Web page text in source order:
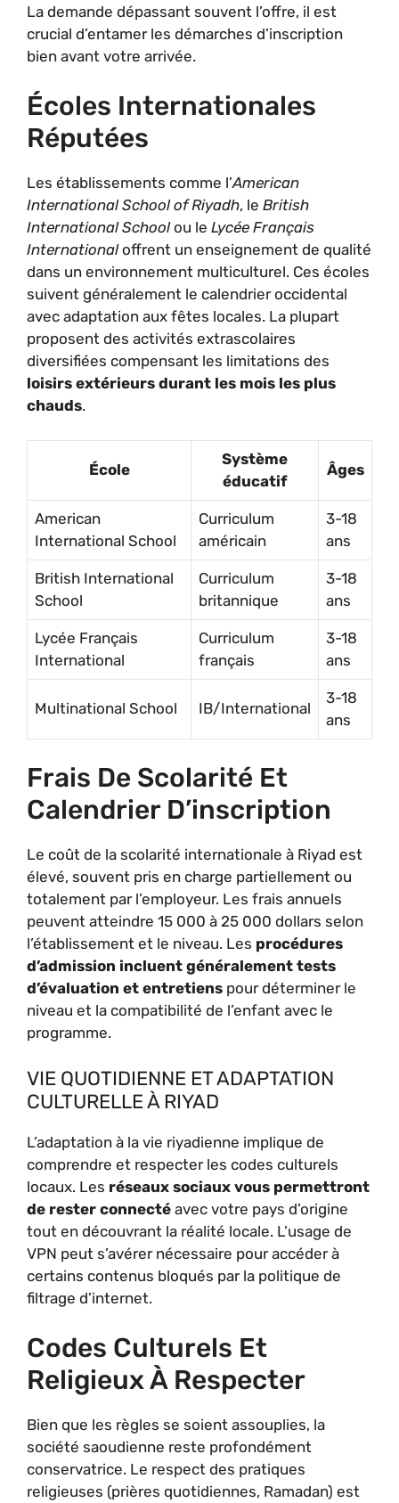
La demande dépassant souvent l’offre, il est
crucial d’entamer les démarches d’inscription
bien avant votre arrivée.
Écoles Internationales
Réputées
Les établissements comme l’American
International School of Riyadh, le British
International Schoolou le Lycée Français
Internationaloffrent un enseignement de qualité
dans un environnement multiculturel. Ces écoles
suivent généralement le calendrier occidental
avec adaptation aux fêtes locales. La plupart
proposent des activités extrascolaires
diversifiées compensant les limitations des
loisirs extérieurs durant les mois les plus
chauds.
École
Système
éducatif
Âges
American
International School
Curriculum
américain
3-18
ans
British International
School
Curriculum
britannique
3-18
ans
Lycée Français
International
Curriculum
français
3-18
ans
Multinational School IB/International
3-18
ans
Frais De Scolarité Et
Calendrier D’inscription
Le coût de la scolarité internationale à Riyad est
élevé, souvent pris en charge partiellement ou
totalement par l’employeur. Les frais annuels
peuvent atteindre 15 000 à 25 000 dollars selon
l’établissement et le niveau. Les procédures
d’admission incluent généralement tests
d’évaluation et entretiens pour déterminer le
niveau et la compatibilité de l’enfant avec le
programme.
VIE QUOTIDIENNE ET ADAPTATION
CULTURELLE À RIYAD
L’adaptation à la vie riyadienne implique de
comprendre et respecter les codes culturels
locaux. Les réseaux sociaux vous permettront
de rester connecté avec votre pays d’origine
tout en découvrant la réalité locale. L’usage de
VPN peut s’avérer nécessaire pour accéder à
certains contenus bloqués par la politique de
filtrage d’internet.
Codes Culturels Et
Religieux À Respecter
Bien que les règles se soient assouplies, la
société saoudienne reste profondément
conservatrice. Le respect des pratiques
religieuses (prières quotidiennes, Ramadan) est